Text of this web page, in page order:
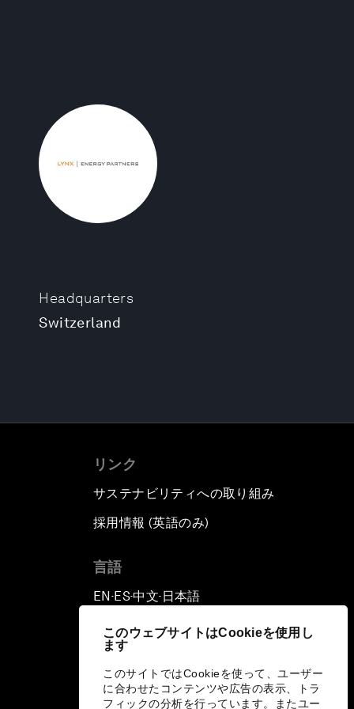
このウェブサイトはCookieを使用し
ます
このサイトではCookieを使って、ユーザー
に合わせたコンテンツや広告の表示、トラ
フィックの分析を行っています。またユー
Headquarters
Switzerland
リンク
サステナビリティへの取り組み
採用情報 (英語のみ)
言語
EN ▪ES▪中文▪ 日本語